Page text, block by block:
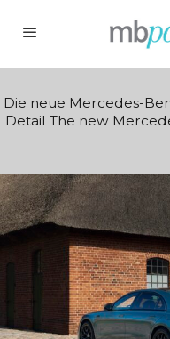
Die neue Mercedes-
Detail The new